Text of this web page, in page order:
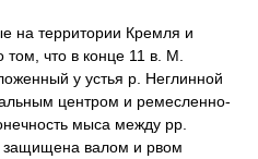
территории Кремля и
том, что в конце 11 в. М.
у устья р. Неглинной
центром и ремесленно-
мыса между рр.
защищена валом и рвом